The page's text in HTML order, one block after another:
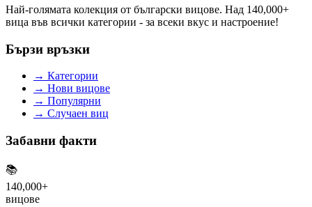
Най-голямата колекция от български вицове. Над 140,000+
вица във всички категории - за всеки вкус и настроение!
Бързи връзки
→ Категории
→ Нови вицове
→ Популярни
→ Случаен виц
Забавни факти
📚
140,000+
вицове